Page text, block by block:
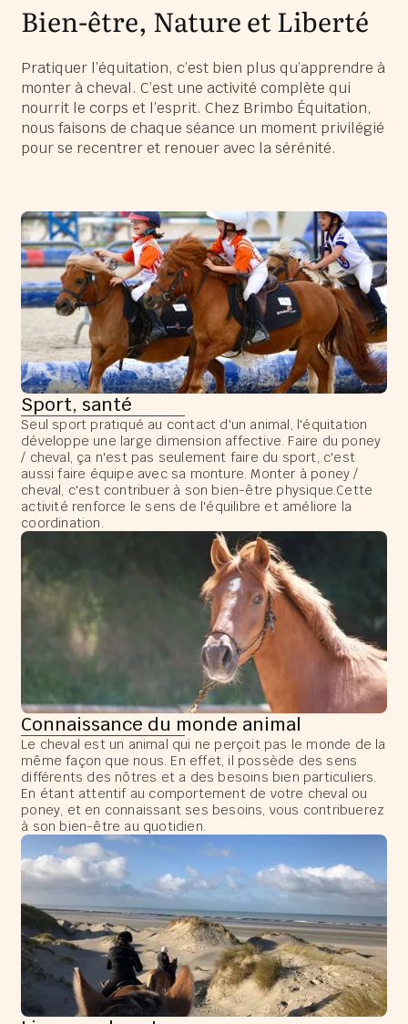
Bien-être, Nature et Liberté
Pratiquer l’équitation, c’est bien plus qu’apprendre à
monter à cheval. C’est une activité complète qui
nourrit le corps et l’esprit. Chez Brimbo Équitation,
nous faisons de chaque séance un moment privilégié
pour se recentrer et renouer avec la sérénité.
Sport, santé
Seul sport pratiqué au contact d'un animal, l'équitation
développe une large dimension affective. Faire du poney
/ cheval, ça n'est pas seulement faire du sport, c'est
aussi faire équipe avec sa monture. Monter à poney /
cheval, c'est contribuer à son bien-être physique.Cette
activité renforce le sens de l'équilibre et améliore la
coordination.
Connaissance du monde animal
Le cheval est un animal qui ne perçoit pas le monde de la
même façon que nous. En effet, il possède des sens
différents des nôtres et a des besoins bien particuliers.
En étant attentif au comportement de votre cheval ou
poney, et en connaissant ses besoins, vous contribuerez
à son bien-être au quotidien.